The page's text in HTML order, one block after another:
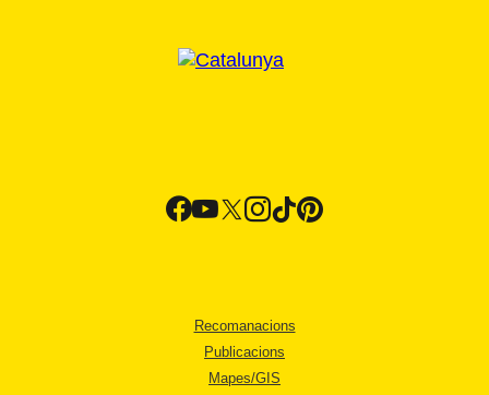
Recomanacions
Publicacions
Mapes/GIS